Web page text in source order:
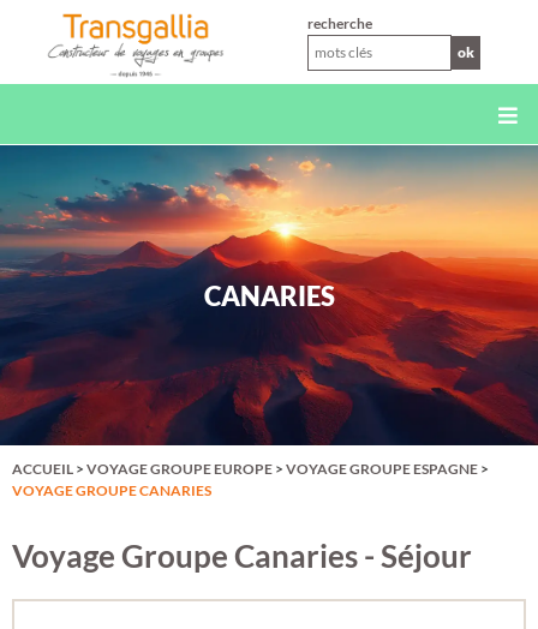
recherche
ok
CANARIES
ACCUEIL > VOYAGE GROUPE EUROPE > VOYAGE GROUPE ESPAGNE >
VOYAGE GROUPE CANARIES
Voyage Groupe Canaries - Séjour